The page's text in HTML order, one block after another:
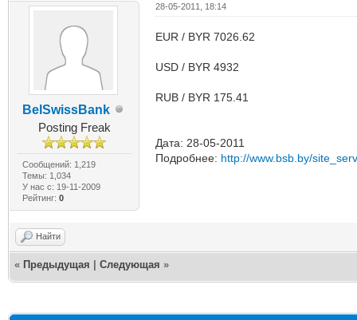
BelSwissBank
Posting Freak
Сообщений: 1,219
Темы: 1,034
У нас с: 19-11-2009
Рейтинг: 0
28-05-2011, 18:14
EUR / BYR 7026.62
USD / BYR 4932
RUB / BYR 175.41
Дата: 28-05-2011
Подробнее: http://www.bsb.by/
Найти
« Предыдущая Следующая »